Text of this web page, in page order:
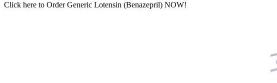
Click here to Order Generic Lotensin (Benazepril) NOW!